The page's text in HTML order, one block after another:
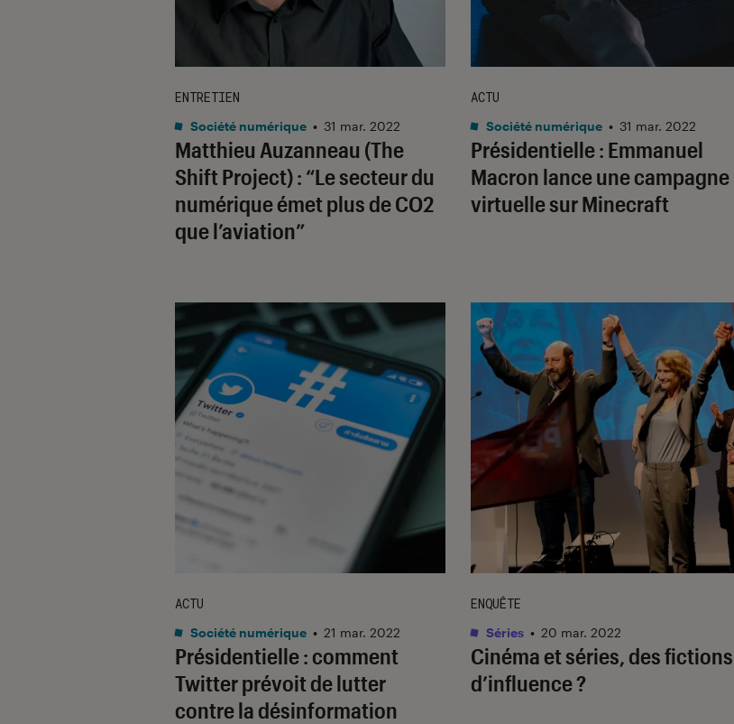
Matthieu Auzanneau (The
Shift Project) : “Le secteur du
numérique émet plus de CO2
que l’aviation”
ENTRETIEN
Société numérique • 31 mar. 2022
Présidentielle : Emmanuel
Macron lance une campagne
virtuelle sur Minecraft
ACTU
Société numérique • 31 mar. 2022
Présidentielle : comment
Twitter prévoit de lutter
contre la désinformation
ACTU
Société numérique • 21 mar. 2022
Cinéma et séries, des fictions
d’influence ?
ENQUÊTE
Séries • 20 mar. 2022